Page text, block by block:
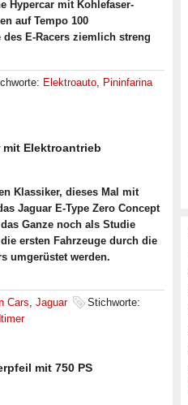
Hypercar mit Kohlefaser-
auf Tempo 100
E-Racers ziemlich streng
Elektroauto, Pininfarina
Elektroantrieb
Klassiker, dieses Mal mit
Jaguar E-Type Zero Concept
Ganze noch als Studie
ersten Fahrzeuge durch die
umgerüstet werden.
Cars, Jaguar
Stichworte:
mit 750 PS